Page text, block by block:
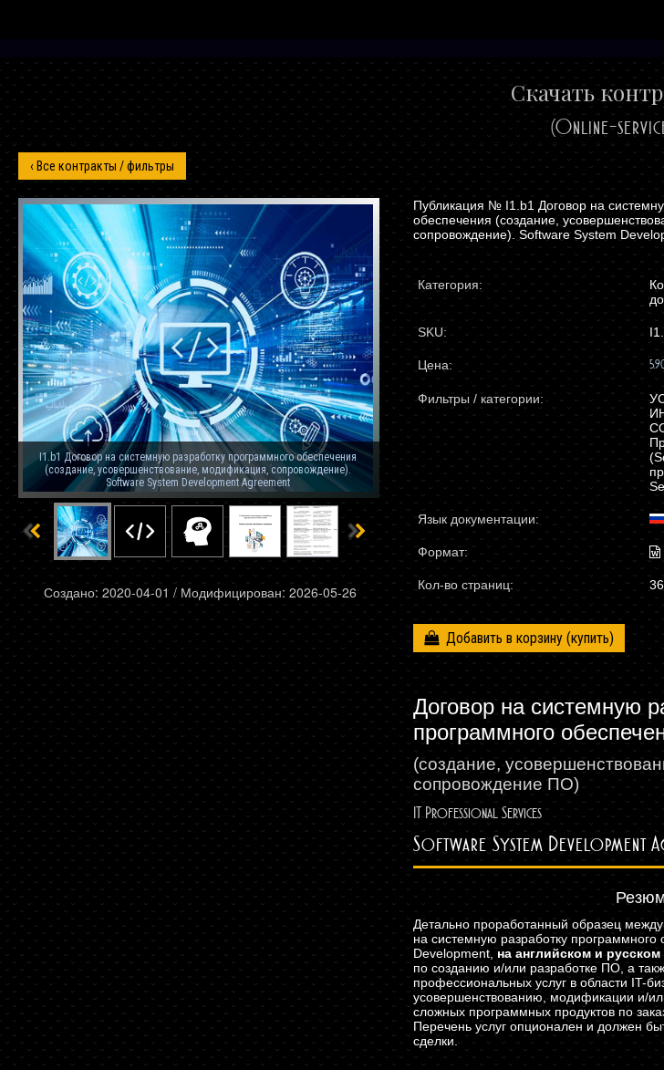
Скачать
(Online-
I1.b1 Договор на системную разработку программного обеспечения
(создание, усовершенствование, модификация, сопровождение).
Software System Development Agreement
Создано: 2020-04-01 / Модифицирован: 2026-05-26
I1.b1 Договор на
обеспечения (создание,
сопровождение). Software System
Категория:
SKU:
Цена:
Фильтры / категории:
Язык документации:
Формат:
Кол-во страниц: 36
Добавить в корзину
Договор на системную
программного
(создание,
сопровождение ПО)
IT Professional Services
Software System Development
Детально проработанный образец
на системную разработку
Development,на английском и русском
по созданию и/или разработке ПО, а
профессиональных услуг в области IT-
усовершенствованию, модификации и/
сложных программных продуктов по
Перечень услуг опционален и должен
сделки.